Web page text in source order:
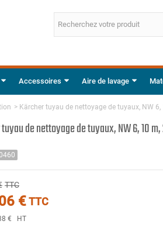
Accessoires Aire de lavage
> Kärcher tuyau de nettoyage de tuyaux, NW
de nettoyage de tuyaux, NW 6, 10
TTC
€TTC
€ HT